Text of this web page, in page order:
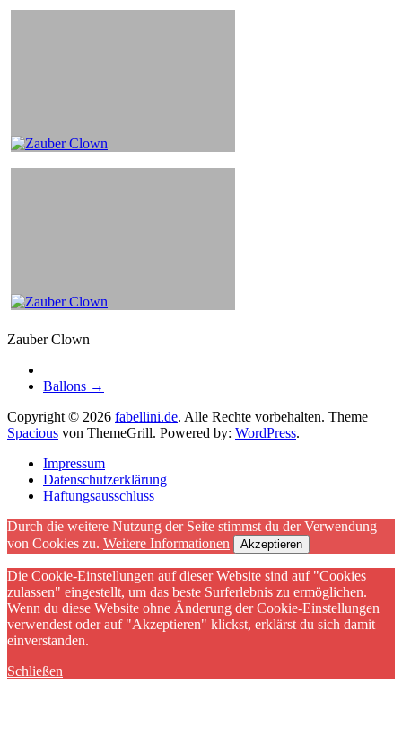
Zauber Clown
Ballons →
Copyright © 2026 fabellini.de. Alle Rechte vorbehalten. Theme
Spacious von ThemeGrill. Powered by: WordPress.
Impressum
Datenschutzerklärung
Haftungsausschluss
Durch die weitere Nutzung der Seite stimmst du der Verwendung
von Cookies zu. Weitere Informationen Akzeptieren
Die Cookie-Einstellungen auf dieser Website sind auf "Cookies
zulassen" eingestellt, um das beste Surferlebnis zu ermöglichen.
Wenn du diese Website ohne Änderung der Cookie-Einstellungen
verwendest oder auf "Akzeptieren" klickst, erklärst du sich damit
einverstanden.
Schließen